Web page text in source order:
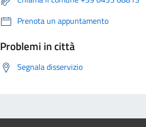
Prenota un appuntamento
Problemi in città
Segnala disservizio